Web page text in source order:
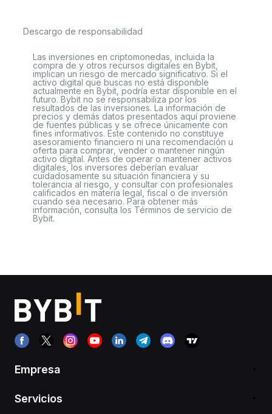
Descargo de responsabilidad
Las inversiones en criptomonedas, incluida la
compra de y otros recursos digitales en Bybit,
implican un riesgo de mercado significativo. Si el
activo digital que buscas no está disponible
actualmente en Bybit, podría estar disponible en el
futuro. Bybit no se responsabiliza por los
resultados de las inversiones. La información de
precios y demás datos presentados aquí proviene
de fuentes públicas y se ofrece únicamente con
fines informativos. Este contenido no constituye
asesoramiento financiero ni una recomendación u
oferta para comprar, vender o mantener ningún
activo digital. Antes de operar o mantener activos
digitales, los inversores deberían evaluar
cuidadosamente su situación financiera y su
tolerancia al riesgo, y consultar con profesionales
calificados en materia legal, fiscal o de inversión
cuando sea necesario. Para obtener más
información, consulta los Términos de servicio de
Bybit.
Empresa
Servicios